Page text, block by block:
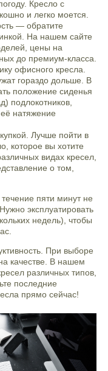
Кресло с
и легко моется.
— обратите
На нашем сайте
цены на
до премиум-класса.
офисного кресла.
гораздо дольше. В
положение сиденья
подлокотников,
натяжение
Лучше пойти в
которое вы хотите
видах кресел,
о том,
пяти минут не
эксплуатировать
недель), чтобы
При выборе
качестве. В нашем
различных типов,
последние
прямо сейчас!